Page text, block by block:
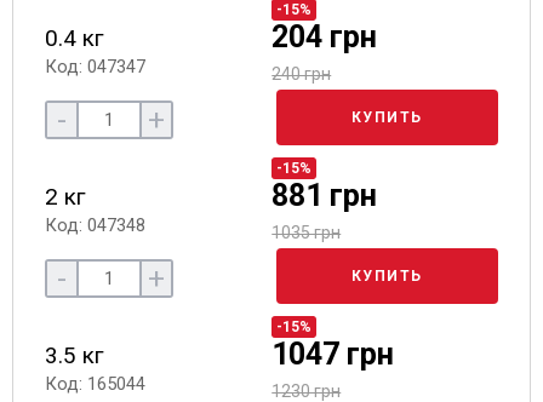
0.4 кг
Код: 047347
-15%
204 грн
240 грн
- + КУПИТЬ
2 кг
Код: 047348
-15%
881 грн
1035 грн
- + КУПИТЬ
3.5 кг
Код: 165044
-15%
1047 грн
1230 грн